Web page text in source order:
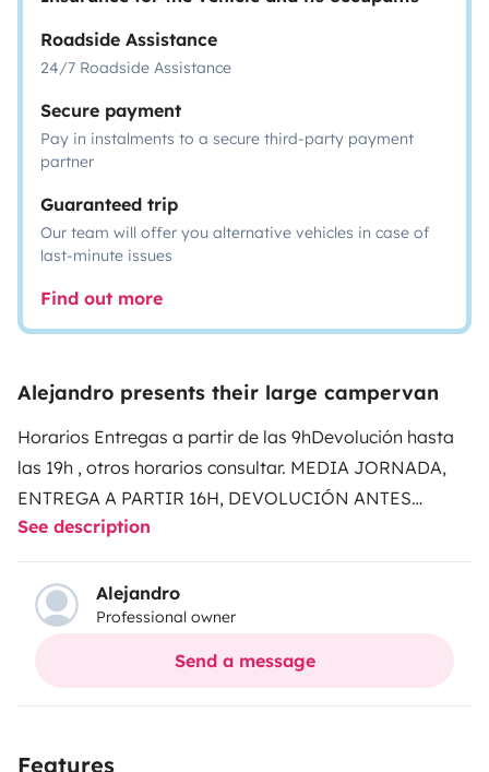
Roadside Assistance
24/7 Roadside Assistance
Secure payment
Pay in instalments to a secure third-party payment
partner
Guaranteed trip
Our team will offer you alternative vehicles in case of
last-minute issues
Find out more
Alejandro presents their large campervan
Horarios Entregas a partir de las 9hDevolución hasta
las 19h , otros horarios consultar. MEDIA JORNADA,
ENTREGA A PARTIR 16H, DEVOLUCIÓN ANTES
12H Os presentamos nuestra nueva camper fe la
familia alquila mi furgo 🚙 Giottivan 60B Mide solo 6
metros de largo y 2.60 de alto. Esto hace que sea muy
ágil y sencilla de conducir Dos camas🛏 dobles, en
forma de litera, con opción quitar la totalidad, o la
a las parejas. Somos profesionales del sector, el
See description
Alejandro
Professional owner
Send a message
Features